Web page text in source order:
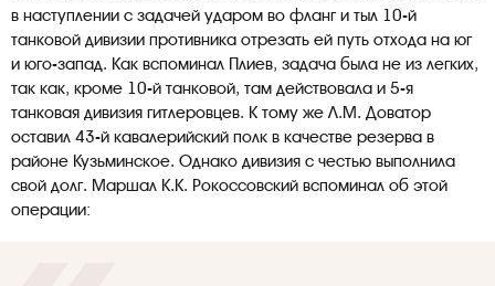
в наступлении с задачей ударом во фланг и тыл 10-й
танковой дивизии противника отрезать ей путь отхода на юг
и юго-запад. Как вспоминал Плиев, задача была не из легких,
так как, кроме 10-й танковой, там действовала и 5-я
танковая дивизия гитлеровцев. К тому же Л.М. Доватор
оставил 43-й кавалерийский полк в качестве резерва в
районе Кузьминское. Однако дивизия с честью выполнила
свой долг. Маршал К.К. Рокоссовский вспоминал об этой
операции: